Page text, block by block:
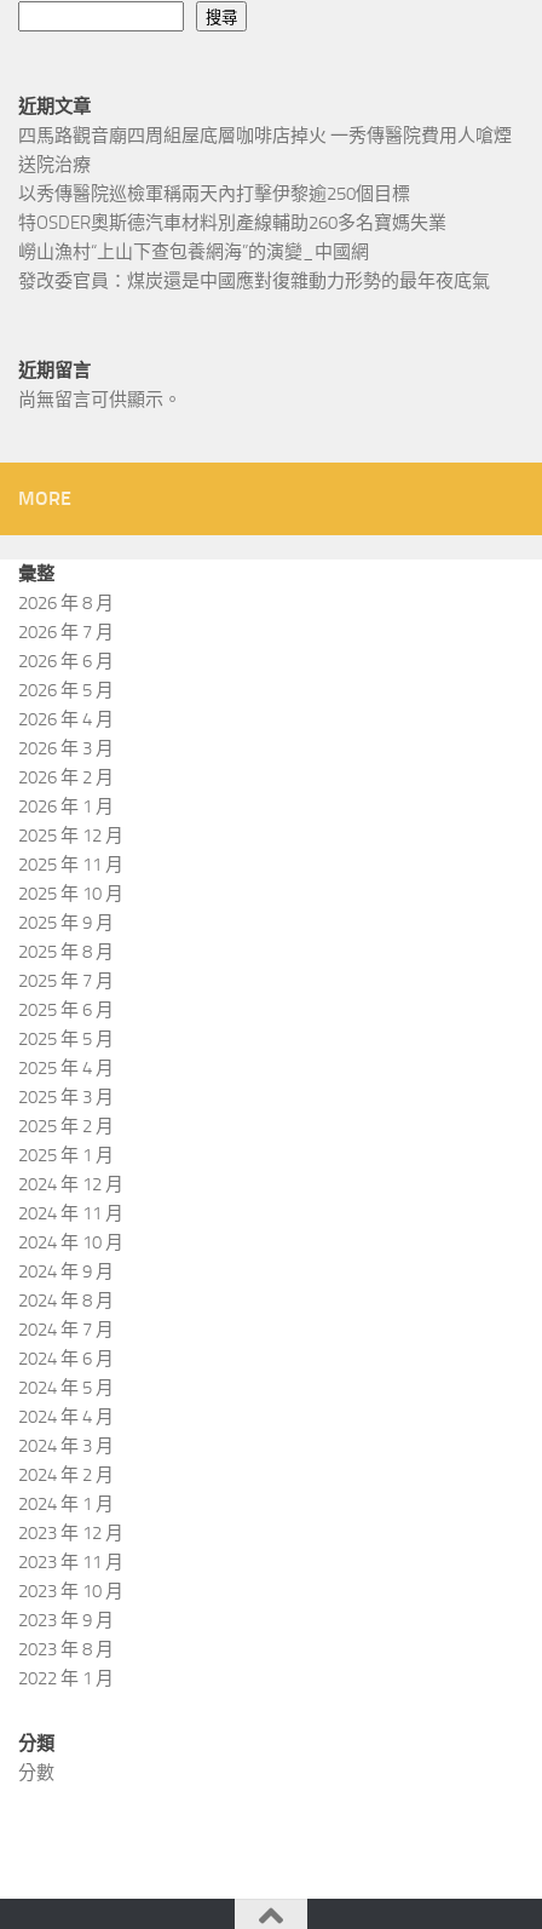
搜尋
近期文章
四馬路觀音廟四周組屋底層咖啡店掉火 一秀傳醫院費用人嗆煙
送院治療
以秀傳醫院巡檢軍稱兩天內打擊伊黎逾250個目標
特OSDER奧斯德汽車材料別產線輔助260多名寶媽失業
嶗山漁村“上山下查包養網海”的演變_中國網
發改委官員：煤炭還是中國應對復雜動力形勢的最年夜底氣
近期留言
尚無留言可供顯示。
MORE
彙整
2026 年 8 月
2026 年 7 月
2026 年 6 月
2026 年 5 月
2026 年 4 月
2026 年 3 月
2026 年 2 月
2026 年 1 月
2025 年 12 月
2025 年 11 月
2025 年 10 月
2025 年 9 月
2025 年 8 月
2025 年 7 月
2025 年 6 月
2025 年 5 月
2025 年 4 月
2025 年 3 月
2025 年 2 月
2025 年 1 月
2024 年 12 月
2024 年 11 月
2024 年 10 月
2024 年 9 月
2024 年 8 月
2024 年 7 月
2024 年 6 月
2024 年 5 月
2024 年 4 月
2024 年 3 月
2024 年 2 月
2024 年 1 月
2023 年 12 月
2023 年 11 月
2023 年 10 月
2023 年 9 月
2023 年 8 月
2022 年 1 月
分類
分數